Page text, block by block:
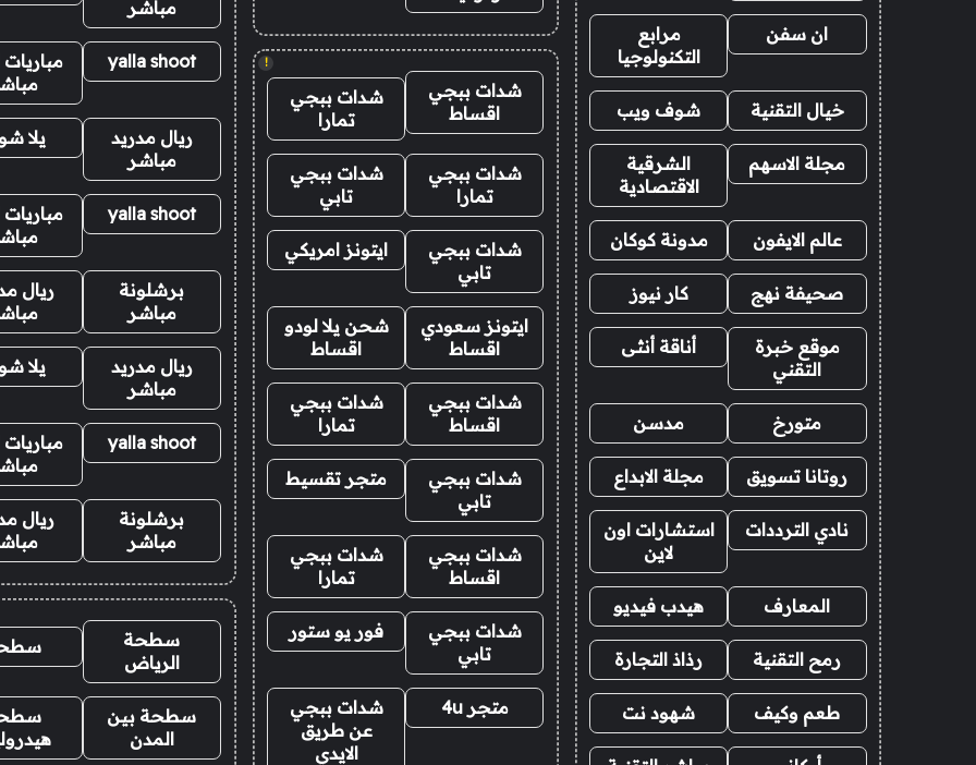
ان سفن
مرابع
التكنولوجيا
خيال التقنية شوف ويب
مجلة الاسهم
الشرقية
الاقتصادية
عالم الايفون مدونة كوكان
صحيفة نهج كار نيوز
موقع خبرة
التقني
أناقة أنثى
متورخ مدسن
روتانا تسويق مجلة الابداع
نادي الترددات
استشارات اون
لاين
المعارف هيدب فيديو
رمح التقنية رذاذ التجارة
طعم وكيف شهود نت
!
شدات ببجي
اقساط
شدات ببجي
تمارا
شدات ببجي
تمارا
شدات ببجي
تابي
شدات ببجي
تابي
ايتونز امريكي
ايتونز سعودي
اقساط
شحن يلا لودو
اقساط
شدات ببجي
اقساط
شدات ببجي
تمارا
شدات ببجي
تابي
متجر تقسيط
شدات ببجي
اقساط
شدات ببجي
تمارا
شدات ببجي
تابي
فور يو ستور
متجر 4u
شدات ببجي
عن طريق
الايدي
مباشر
yalla shoot
مباريات
ريال مدريد
مباشر
يلا
yalla shoot
مباريات
برشلونة
مباشر
ريال
ريال مدريد
مباشر
يلا
yalla shoot
مباريات
برشلونة
مباشر
ريال
سطحة
الرياض
سطحة بين
المدن